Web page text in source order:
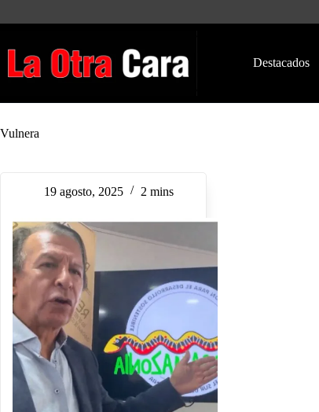
Destacados
Vulnera
19 agosto, 2025 2 mins